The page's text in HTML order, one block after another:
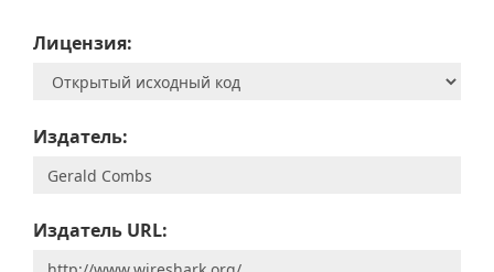
Лицензия:
Издатель:
Издатель URL: